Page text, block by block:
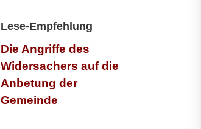
Lese-Empfehlung
Die Angriffe des
Widersachers auf die
Anbetung der
Gemeinde